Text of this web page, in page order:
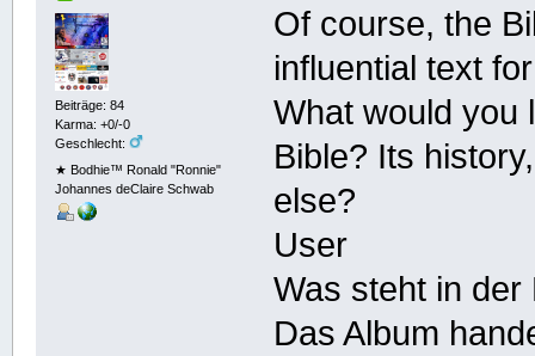
Beiträge: 84
Karma: +0/-0
Geschlecht:
★ Bodhie™ Ronald "Ronnie"
Johannes deClaire Schwab
Of course, the
influential text
What would you
Bible? Its
else?
User
Was steht in der
Das Album